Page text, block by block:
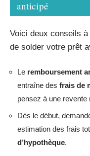
anticipé
Voici deux conseils
de solder votre prêt
Le remboursement
entraîne des frais de
pensez à une revente
Dès le début,
estimation des frais
d’hypothèque.